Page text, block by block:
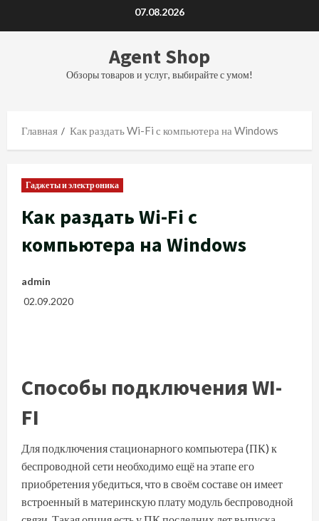
07.08.2026
Agent Shop
Обзоры товаров и услуг, выбирайте с умом!
Главная Как раздать Wi-Fi с компьютера на Windows
Гаджеты и электроника
Как раздать Wi-Fi с
компьютера на Windows
admin
02.09.2020
Способы подключения WI-
FI
Для подключения стационарного компьютера (ПК) к
беспроводной сети необходимо ещё на этапе его
приобретения убедиться, что в своём составе он имеет
встроенный в материнскую плату модуль беспроводной